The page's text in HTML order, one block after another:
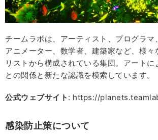
チームラボは、アーティスト、プログラマ
アニメーター、数学者、建築家など、様々
リストから構成されている集団。アートに
との関係と新たな認識を模索しています。
公式ウェブサイト : https://
感染防止策について